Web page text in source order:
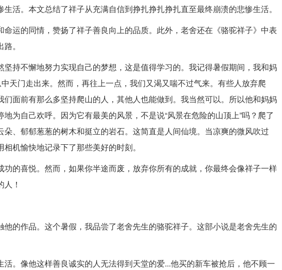
活。本文总结了祥子从充满自信到挣扎挣扎挣扎直至最终崩溃的悲惨生活。
运的同情，赞扬了祥子善良向上的品质。此外，老舍还在《骆驼祥子》中表
。
持不懈地努力实现自己的梦想，这是值得学习的。我记得暑假期间，我和妈
天门走出来。然而，再往上一点，我们又渴又喘不过气来。有些人放弃爬
面前有那么多坚持爬山的人，其他人也能做到。我当然可以。所以他和妈妈
为自己欢呼。因为它有最美的风景，不是说“风景在危险的山顶上”吗？爬了
、郁郁葱葱的树木和挺立的岩石。这简直是人间仙境。当凉爽的微风吹过
机愉快地记录下了那些美好的时刻。
的喜悦。然而，如果你半途而废，放弃你所有的成就，你最终会像祥子一样
！
的作品。这个暑假，我品尝了老舍先生的骆驼祥子。这部小说是老舍先生的
。像他这样善良诚实的人无法得到天堂的爱...他买的新车被抢后，他不顾一